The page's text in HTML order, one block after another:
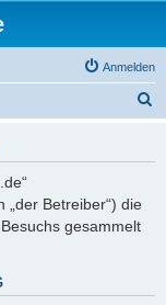
Anmelden
„der Betreiber“) die
gesammelt